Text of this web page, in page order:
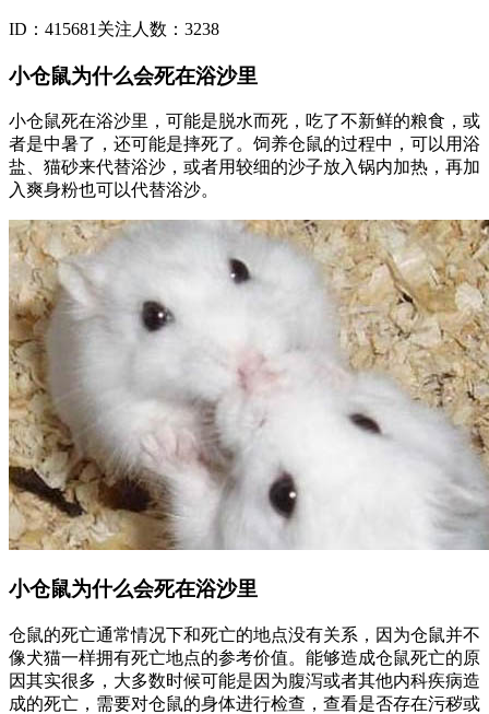
ID：415681 关注人数：3238
小仓鼠为什么会死在浴沙里
小仓鼠死在浴沙里，可能是脱水而死，吃了不新鲜的粮食，或
者是中暑了，还可能是摔死了。饲养仓鼠的过程中，可以用浴
盐、猫砂来代替浴沙，或者用较细的沙子放入锅内加热，再加
入爽身粉也可以代替浴沙。
小仓鼠为什么会死在浴沙里
仓鼠的死亡通常情况下和死亡的地点没有关系，因为仓鼠并不
像犬猫一样拥有死亡地点的参考价值。能够造成仓鼠死亡的原
因其实很多，大多数时候可能是因为腹泻或者其他内科疾病造
成的死亡，需要对仓鼠的身体进行检查，查看是否存在污秽或